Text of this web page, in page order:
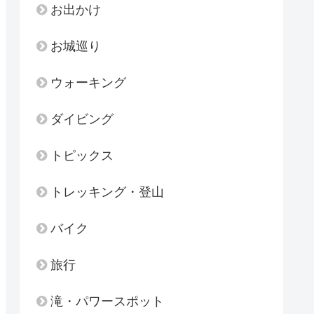
お出かけ
お城巡り
ウォーキング
ダイビング
トピックス
トレッキング・登山
バイク
旅行
滝・パワースポット